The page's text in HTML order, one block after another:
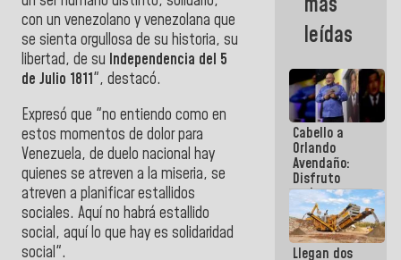
con un venezolano y venezolana que
se sienta orgullosa de su historia, su
libertad, de su Independencia del 5
de Julio 1811", destacó.
Expresó que "no entiendo como en
estos momentos de dolor para
Venezuela, de duelo nacional hay
quienes se atreven a la miseria, se
atreven a planificar estallidos
sociales. Aquí no habrá estallido
social, aquí lo que hay es solidaridad
social".
contra el
Pueblo
leídas
Cabello a
Orlando
Avendaño:
Disfruto
cada vez
que escribes
porque lo
que haces
es
Llegan dos